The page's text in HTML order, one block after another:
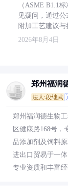
（ASME B1.1
见疑问，通过
附加工艺建议与
2026年8月4日
郑州福润
法人:段继武
郑州福润德生物
区健康路168号
品添加剂及饲料
进出口贸易于一
专业资质和丰富